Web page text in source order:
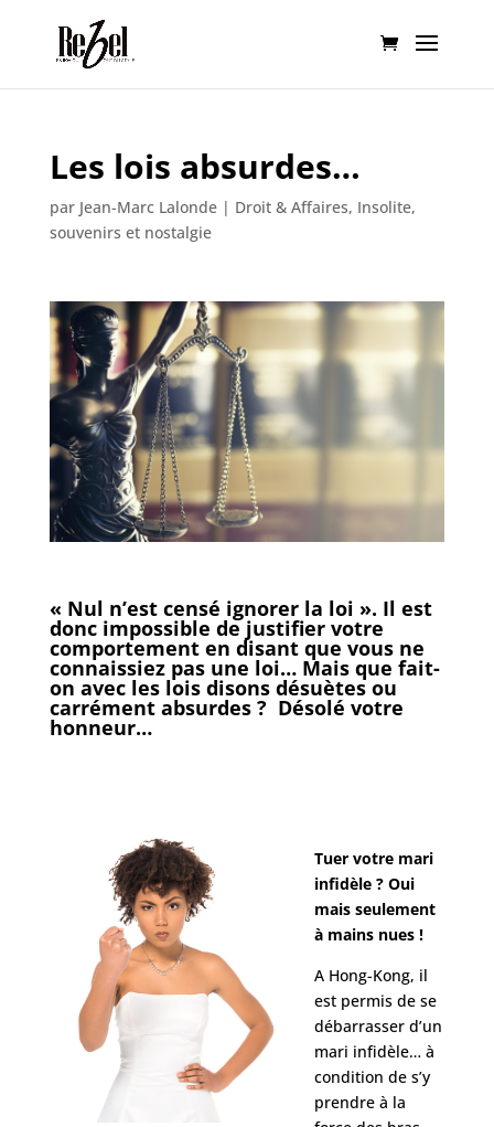
Les lois absurdes…
par Jean-Marc Lalonde| Droit & Affaires, Insolite,
souvenirs et nostalgie
« Nul n’est censé ignorer la loi ». Il est
donc impossible de justifier votre
comportement en disant que vous ne
connaissiez pas une loi… Mais que fait-
on avec les lois disons désuètes ou
carrément absurdes ? Désolé votre
honneur…
Tuer votre mari
infidèle ? Oui
mais seulement
à mains nues !
A Hong-Kong, il
est permis de se
débarrasser d’un
mari infidèle… à
condition de s’y
prendre à la